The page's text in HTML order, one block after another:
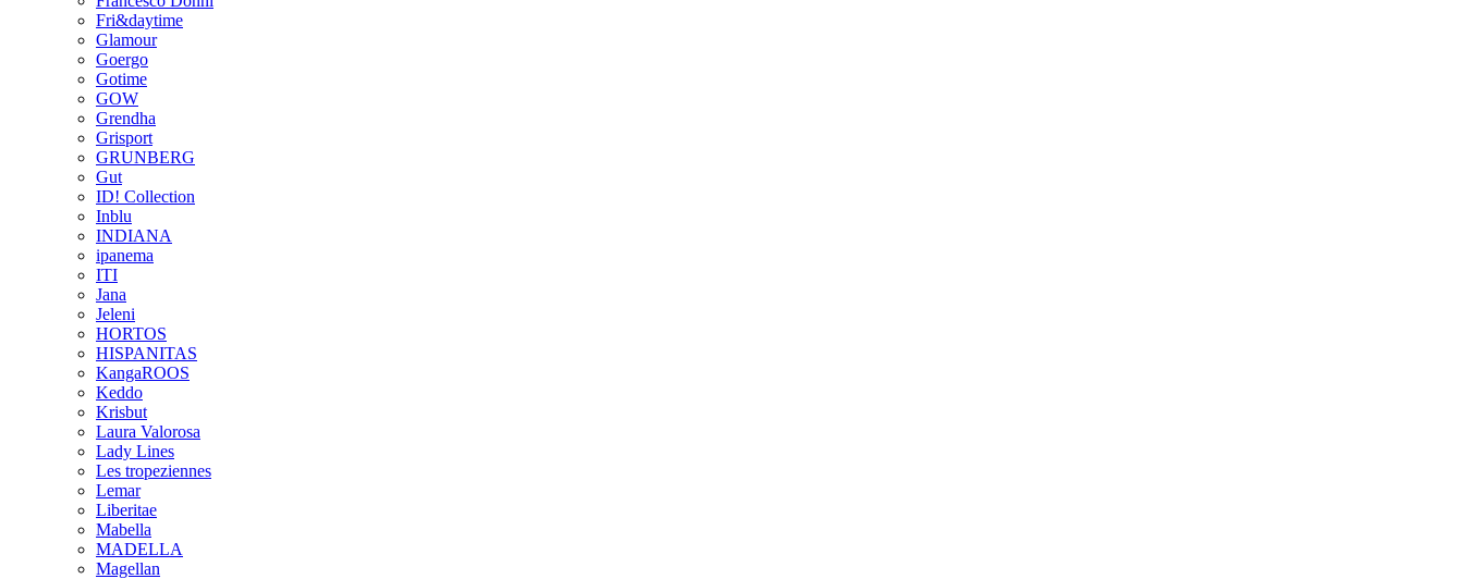
Fri&daytime
Glamour
Goergo
Gotime
GOW
Grendha
Grisport
GRUNBERG
Gut
ID! Collection
Inblu
INDIANA
ipanema
ITI
Jana
Jeleni
HORTOS
HISPANITAS
KangaROOS
Keddo
Krisbut
Laura Valorosa
Lady Lines
Les tropeziennes
Lemar
Liberitae
Mabella
MADELLA
Magellan